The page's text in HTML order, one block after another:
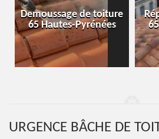
Demoussage de toiture
65 Hautes-Pyrénées
URGENCE BÂCHE DE